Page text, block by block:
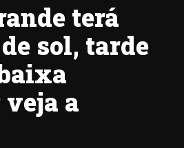
terá
sol, tarde
a